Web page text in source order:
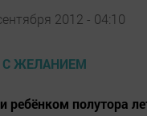
2012 - 04:10
ребёнком полутора